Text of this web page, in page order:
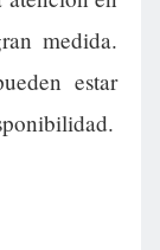
medida.
estar